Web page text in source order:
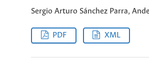
Sergio Arturo Sánchez Parra,
PDF XML